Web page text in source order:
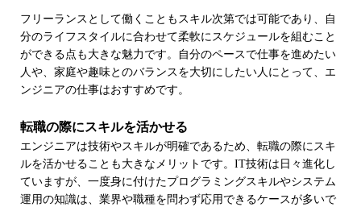
フリーランスとして働くこともスキル次第では可能であり、自
分のライフスタイルに合わせて柔軟にスケジュールを組むこと
ができる点も大きな魅力です。自分のペースで仕事を進めたい
人や、家庭や趣味とのバランスを大切にしたい人にとって、エ
ンジニアの仕事はおすすめです。
転職の際にスキルを活かせる
エンジニアは技術やスキルが明確であるため、転職の際にスキ
ルを活かせることも大きなメリットです。IT技術は日々進化し
ていますが、一度身に付けたプログラミングスキルやシステム
運用の知識は、業界や職種を問わず応用できるケースが多いで